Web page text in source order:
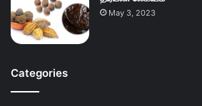
May 3, 2023
Categories